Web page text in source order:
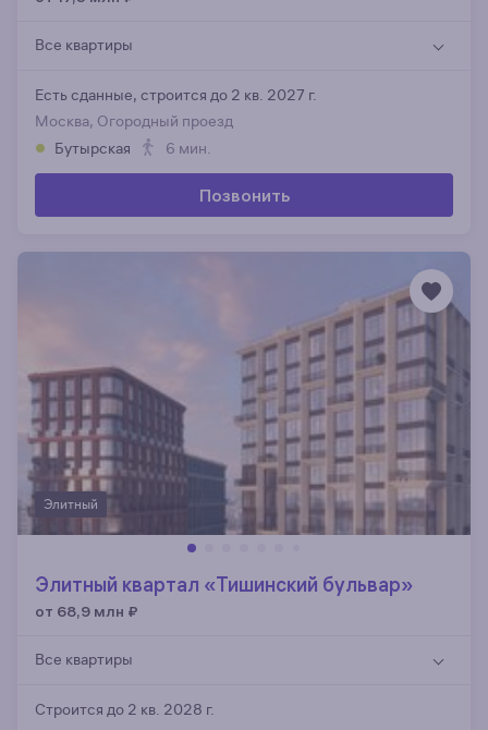
Все квартиры
Есть сданные, строится до 2 кв. 2027 г.
Москва, Огородный проезд
Бутырская
6 мин.
Позвонить
Элитный
Элитный квартал «Тишинский бульвар»
от 68,9 млн ₽
Все квартиры
Строится до 2 кв. 2028 г.